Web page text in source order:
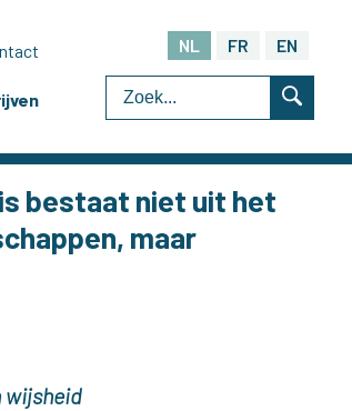
EN
FR
NL
bestaat niet uit het
maar
wijsheid